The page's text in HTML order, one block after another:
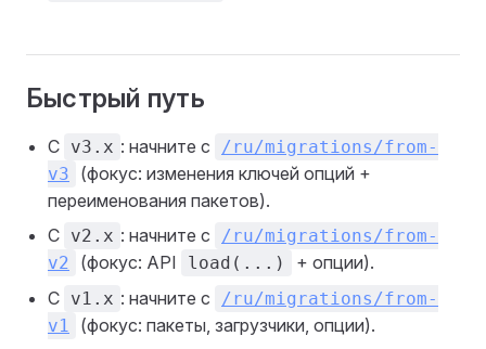
Быстрый путь
С v3.x : начните с
/ru/migrations/from-
v3
(фокус: изменения ключей опций +
переименования пакетов).
С v2.x : начните с
/ru/migrations/from-
v2
(фокус: API load(...)
+ опции).
С v1.x : начните с
/ru/migrations/from-
v1
(фокус: пакеты, загрузчики, опции).